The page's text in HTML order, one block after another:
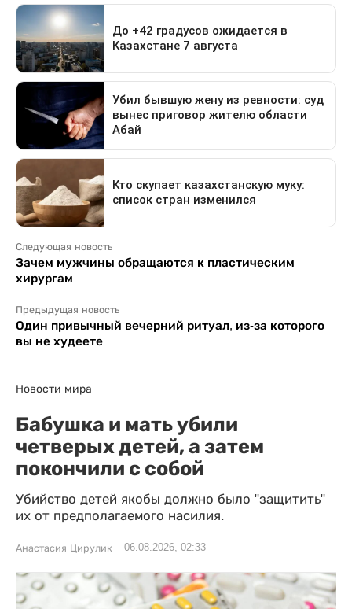
Следующая новость
Зачем мужчины обращаются к пластическим
хирургам
Предыдущая новость
Один привычный вечерний ритуал, из-за которого
вы не худеете
Новости мира
Бабушка и мать убили
четверых детей, а затем
покончили с собой
Убийство детей якобы должно было "защитить"
их от предполагаемого насилия.
Анастасия Цирулик 06.08.2026, 02:33